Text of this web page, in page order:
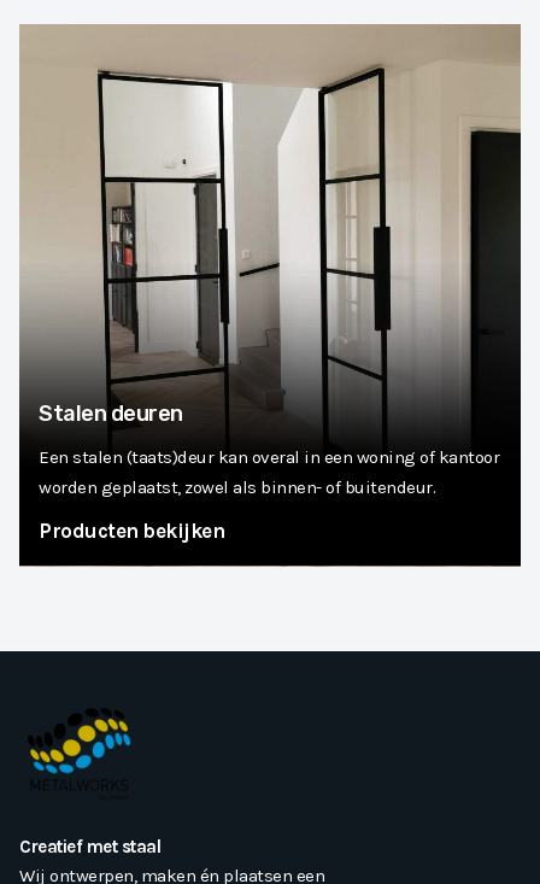
Stalen deuren
Een stalen (taats)deur kan overal in een woning of kantoor
worden geplaatst, zowel als binnen- of buitendeur.
Producten bekijken
Creatief met staal
Wij ontwerpen, maken én plaatsen een